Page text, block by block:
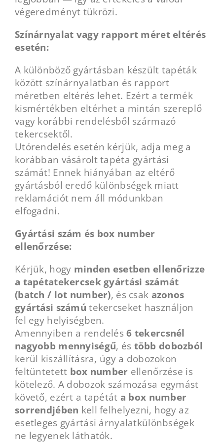
végeredményt tükrözi.
Színárnyalat vagy rapport méret eltérés
esetén:
A különböző gyártásban készült tapéták
között színárnyalatban és rapport
méretben eltérés lehet. Ezért a termék
kismértékben eltérhet a mintán szereplő
vagy korábbi rendelésből származó
tekercsektől.
Utórendelés esetén kérjük, adja meg a
korábban vásárolt tapéta gyártási
számát! Ennek hiányában az eltérő
gyártásból eredő különbségek miatt
reklamációt nem áll módunkban
elfogadni.
Gyártási szám és box number
ellenőrzése:
Kérjük, hogy minden esetben ellenőrizze
a tapétatekercsek gyártási számát
(batch / lot number), és csak azonos
gyártási számú tekercseket használjon
fel egy helyiségben.
Amennyiben a rendelés6 tekercsnél
nagyobb mennyiségű, és több dobozból
kerül kiszállításra, úgy a dobozokon
feltüntetett box number ellenőrzése is
kötelező. A dobozok számozása egymást
követő, ezért a tapétát a box number
sorrendjében kell felhelyezni, hogy az
esetleges gyártási árnyalatkülönbségek
ne legyenek láthatók.